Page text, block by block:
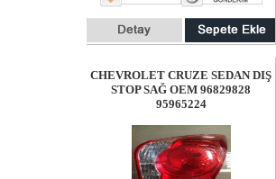
CHEVROLET CRUZE SEDAN DIŞ
STOP SAĞ OEM 96829828
95965224